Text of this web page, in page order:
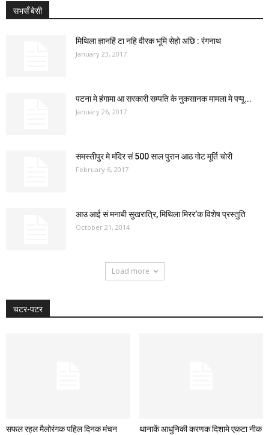
सभसँ बेसी
मिथिला ज्ञानहिं टा नहि वीरक भूमि सेहो अछि : रंगनाथ
January 23, 2017
पटना मे हंगामा आ सरकारी सम्पति के नुकसानक मामला मे पप्पू...
January 26, 2017
समस्तीपुर मे मंदिर सं 500 साल पुरान आठ गोट मूर्ति चोरी
February 6, 2017
आउ आई सं मनाबी सुखरात्रि, मिथिला मिरर’क विशेष प्रस्तुति
October 21, 2014
Load more
चटर-पटर
सफल रहल मैलोरंगक पहिल दिनक मंचन
थानाकें आधुनिकी करणक दिशामे एकटा नीक